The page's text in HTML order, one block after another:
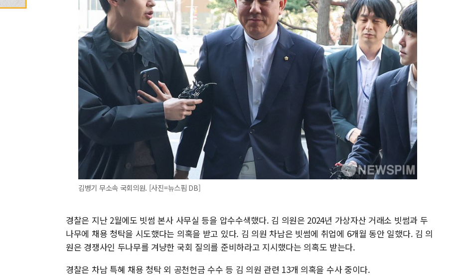
김병기 무소속 국회의원. [사진=뉴스핌 DB]
경찰은 지난 2월에도 빗썸 본사 사무실 등을 압수수색했다. 김 의원은 2024년 가상자산 거래소 빗썸과 두
나무에 채용 청탁을 시도했다는 의혹을 받고 있다. 김 의원 차남은 빗썸에 취업에 6개월 동안 일했다. 김 의
원은 경쟁사인 두나무를 겨냥한 국회 질의를 준비하라고 지시했다는 의혹도 받는다.
경찰은 차남 특혜 채용 청탁 외 공천헌금 수수 등 김 의원 관련 13개 의혹을 수사 중이다.